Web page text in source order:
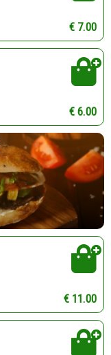
€ 7.00
€ 6.00
€ 11.00